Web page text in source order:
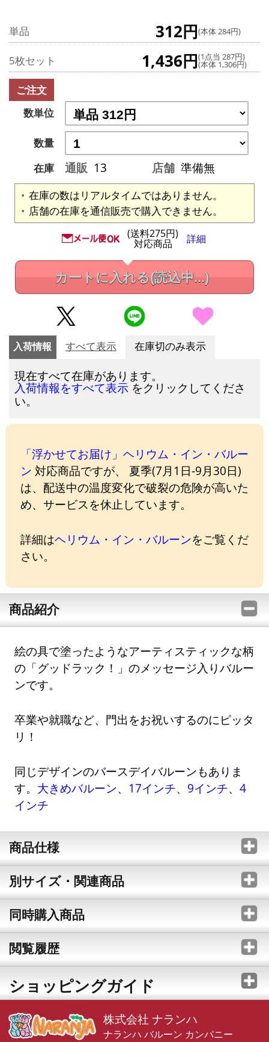
単品 312円(本体 284円)
5枚セット 1,436円(1点当 287円)
(本体 1,306円)
ご注文
数単位
数量
在庫
通販 13 店舗 準備無
在庫の数はリアルタイムではありません。
店舗の在庫を通信販売で購入できません。
(送料275円)
対応商品 詳細
カートに入れる(読込中...)
入荷情報 すべて表示 在庫切のみ表示
現在すべて在庫があります。
入荷情報をすべて表示 をクリックしてくださ
い。
「浮かせてお届け」ヘリウム・イン・バルー
ン 対応商品ですが、 夏季(7月1日-9月30日)
は、配送中の温度変化で破裂の危険が高いた
め、サービスを休止しています。
詳細はヘリウム・イン・バルーンをご覧くだ
さい。
商品紹介
絵の具で塗ったようなアーティスティックな柄
の「グッドラック！」のメッセージ入りバルー
ンです。
卒業や就職など、門出をお祝いするのにピッタ
リ！
同じデザインのバースデイバルーンもありま
す。 大きめバルーン、 17インチ、 9インチ、4
インチ
商品仕様
別サイズ・関連商品
同時購入商品
閲覧履歴
ショッピングガイド
株式会社 ナランハ
ナランハ バルーン カンパニー